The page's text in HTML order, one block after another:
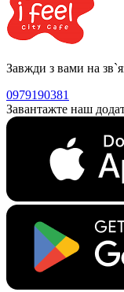
Завжди з вами на
0979190381
Завантажте наш